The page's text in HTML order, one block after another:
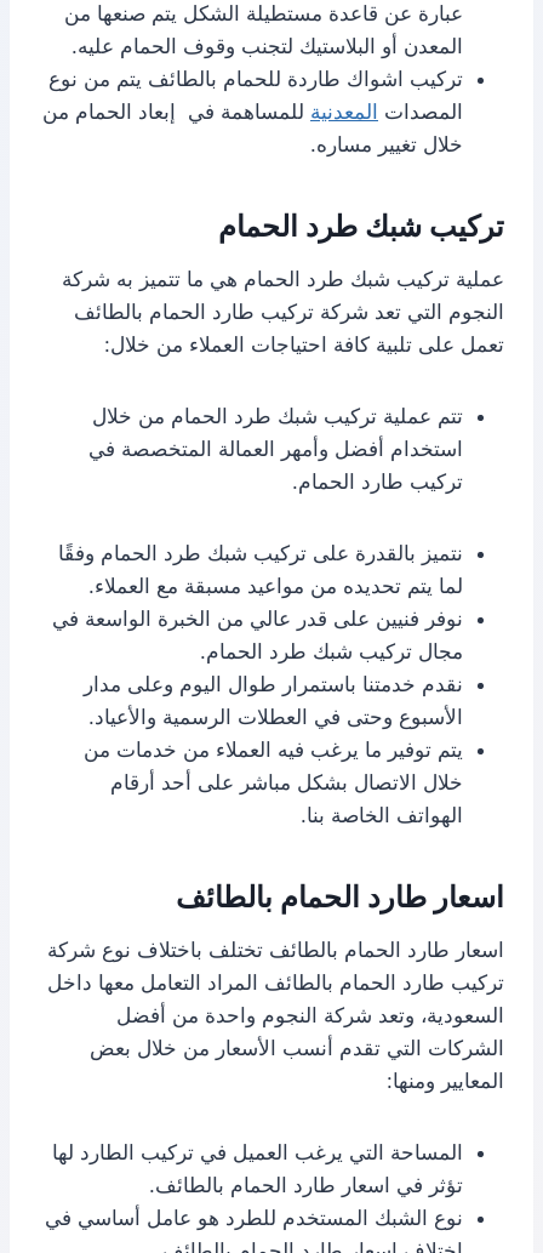
عبارة عن قاعدة مستطيلة الشكل يتم صنعها من
المعدن أو البلاستيك لتجنب وقوف الحمام عليه.
تركيب اشواك طاردة للحمام بالطائف يتم من نوع
المصدات المعدنية للمساهمة في إبعاد الحمام من
خلال تغيير مساره.
تركيب شبك طرد الحمام
عملية تركيب شبك طرد الحمام هي ما تتميز به شركة
النجوم التي تعد شركة تركيب طارد الحمام بالطائف
تعمل على تلبية كافة احتياجات العملاء من خلال:
تتم عملية تركيب شبك طرد الحمام من خلال
استخدام أفضل وأمهر العمالة المتخصصة في
تركيب طارد الحمام.
نتميز بالقدرة على تركيب شبك طرد الحمام وفقًا
لما يتم تحديده من مواعيد مسبقة مع العملاء.
نوفر فنيين على قدر عالي من الخبرة الواسعة في
مجال تركيب شبك طرد الحمام.
نقدم خدمتنا باستمرار طوال اليوم وعلى مدار
الأسبوع وحتى في العطلات الرسمية والأعياد.
يتم توفير ما يرغب فيه العملاء من خدمات من
خلال الاتصال بشكل مباشر على أحد أرقام
الهواتف الخاصة بنا.
اسعار طارد الحمام بالطائف
اسعار طارد الحمام بالطائف تختلف باختلاف نوع شركة
تركيب طارد الحمام بالطائف المراد التعامل معها داخل
السعودية، وتعد شركة النجوم واحدة من أفضل
الشركات التي تقدم أنسب الأسعار من خلال بعض
المعايير ومنها:
المساحة التي يرغب العميل في تركيب الطارد لها
تؤثر في اسعار طارد الحمام بالطائف.
نوع الشبك المستخدم للطرد هو عامل أساسي في